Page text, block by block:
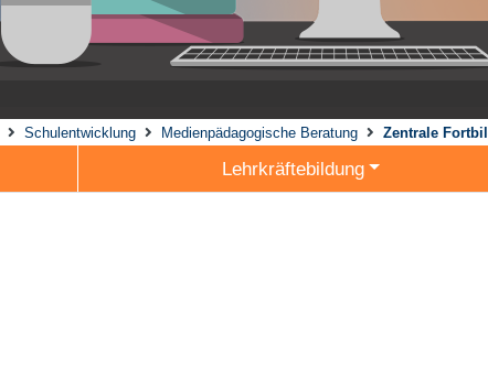
Schulentwicklung Medienpädagogische Beratung Zentrale
Lehrkräftebildung